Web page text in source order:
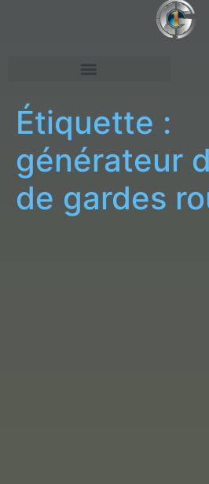
Étiquette :
générateur
de gardes